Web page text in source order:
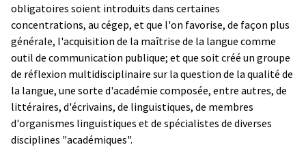
obligatoires soient introduits dans certaines
concentrations, au cégep, et que l'on favorise, de façon plus
générale, l'acquisition de la maîtrise de la langue comme
outil de communication publique; et que soit créé un groupe
de réflexion multidisciplinaire sur la question de la qualité de
la langue, une sorte d'académie composée, entre autres, de
littéraires, d'écrivains, de linguistiques, de membres
d'organismes linguistiques et de spécialistes de diverses
disciplines "académiques".